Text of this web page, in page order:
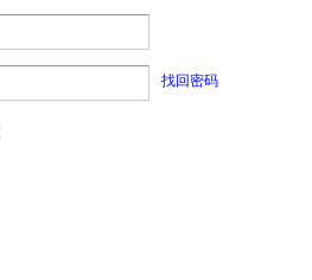
找回密码